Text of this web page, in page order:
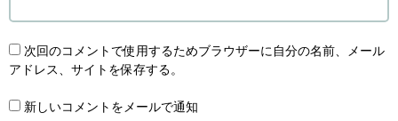
次回のコメントで使用するためブラウザーに自分の名前、メール
アドレス、サイトを保存する。
新しいコメントをメールで通知